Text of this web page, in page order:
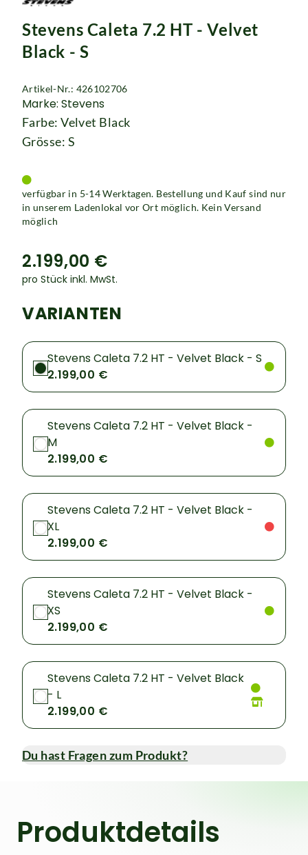
Rucksäcke
Schlösser
Stevens Caleta 7.2 HT - Velvet
Black - S
Artikel-Nr.: 426102706
Marke: Stevens
Farbe: Velvet Black
Grösse: S
verfügbar in 5-14 Werktagen. Bestellung und Kauf sind nur
in unserem Ladenlokal vor Ort möglich. Kein Versand
möglich
2.199,00 €
pro Stück inkl. MwSt.
VARIANTEN
Stevens Caleta 7.2 HT - Velvet Black - S
2.199,00 €
Stevens Caleta 7.2 HT - Velvet Black -
M
2.199,00 €
Stevens Caleta 7.2 HT - Velvet Black -
XL
2.199,00 €
Stevens Caleta 7.2 HT - Velvet Black -
XS
2.199,00 €
Stevens Caleta 7.2 HT - Velvet Black
- L
2.199,00 €
Du hast Fragen zum Produkt?
Produktdetails